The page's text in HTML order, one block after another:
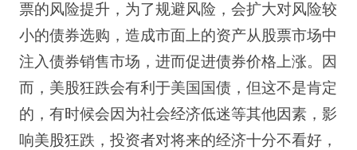
票的风险提升，为了规避风险，会扩大对风险较
小的债券选购，造成市面上的资产从股票市场中
注入债券销售市场，进而促进债券价格上涨。因
而，美股狂跌会有利于美国国债，但这不是肯定
的，有时候会因为社会经济低迷等其他因素，影
响美股狂跌，投资者对将来的经济十分不看好，